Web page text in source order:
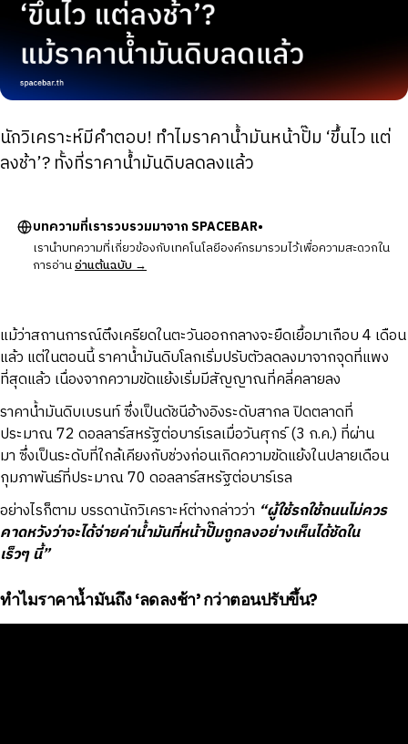
นักวิเคราะห์มีคำตอบ! ทำไมราคาน้ำมันหน้าปั๊ม ‘ขึ้นไว แต่
ลงช้า’? ทั้งที่ราคาน้ำมันดิบลดลงแล้ว
บทความที่เรารวบรวมมาจาก SPACEBAR•
เรานำบทความที่เกี่ยวข้องกับเทคโนโลยีองค์กรมารวมไว้เพื่อความสะดวกใน
การอ่านอ่านต้นฉบับ →
แม้ว่าสถานการณ์ตึงเครียดในตะวันออกกลางจะยืดเยื้อมาเกือบ 4 เดือน
แล้ว แต่ในตอนนี้ ราคาน้ำมันดิบโลกเริ่มปรับตัวลดลงมาจากจุดที่แพง
ที่สุดแล้ว เนื่องจากความขัดแย้งเริ่มมีสัญญาณที่คลี่คลายลง
ราคาน้ำมันดิบเบรนท์ ซึ่งเป็นดัชนีอ้างอิงระดับสากล ปิดตลาดที่
ประมาณ 72 ดอลลาร์สหรัฐต่อบาร์เรลเมื่อวันศุกร์ (3 ก.ค.) ที่ผ่าน
มา ซึ่งเป็นระดับที่ใกล้เคียงกับช่วงก่อนเกิดความขัดแย้งในปลายเดือน
กุมภาพันธ์ที่ประมาณ 70 ดอลลาร์สหรัฐต่อบาร์เรล
อย่างไรก็ตาม บรรดานักวิเคราะห์ต่างกล่าวว่า “ผู้ใช้รถใช้ถนนไม่ควร
คาดหวังว่าจะได้จ่ายค่าน้ำมันที่หน้าปั๊มถูกลงอย่างเห็นได้ชัดใน
เร็วๆ นี้”
ทำไมราคาน้ำมันถึง ‘ลดลงช้า’ กว่าตอนปรับขึ้น?